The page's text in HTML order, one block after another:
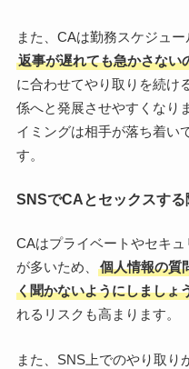
また、CAは勤務スケジュ
返事が遅れても急かさない
に合わせてやり取りを続け
係へと発展させやすくなり
イミングは相手が落ち着い
す。
SNSでCAとセックスする
CAはプライベートやセキ
が多いため、
個人情報の質
く聞かないようにしましょ
れるリスクも高まります。
また、SNS上でのやり取り